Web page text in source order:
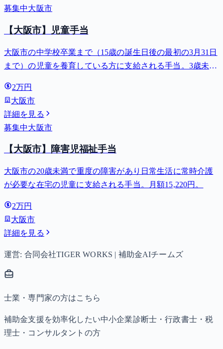
募集中大阪市
【大阪市】児童手当
大阪市の中学校卒業まで（15歳の誕生日後の最初の3月31日
まで）の児童を養育している方に支給される手当。3歳未満
子以降は15,000円）、中学生は月額10,000円。
2万円
大阪市
詳細を見る
募集中大阪市
【大阪市】障害児福祉手当
大阪市の20歳未満で重度の障害があり日常生活に常時介護
が必要な在宅の児童に支給される手当。月額15,220円。
2万円
大阪市
詳細を見る
運営: 合同会社TIGER WORKS | 補助金AIチームズ
士業・専門家の方はこちら
補助金支援を効率化したい中小企業診断士・行政書士・税
理士・コンサルタントの方